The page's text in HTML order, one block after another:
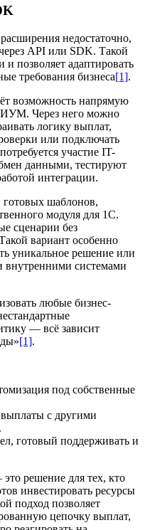
недостаточно,
API или SDK. Такой
и позволяет адаптировать
требования бизнеса[1].
возможность напрямую
Через него можно
логику выплат,
или подключать
участие IT-
данными, тестируют
интеграции.
шаблонов,
модуля для 1С.
сценарии без
вариант особенно
уникальное решение или
внутренними системами
любые бизнес-
— всё зависит
[1].
под собственные
с другими
готовый поддерживать и
решение для тех, кто
инвестировать ресурсы
подход позволяет
цепочку выплат,